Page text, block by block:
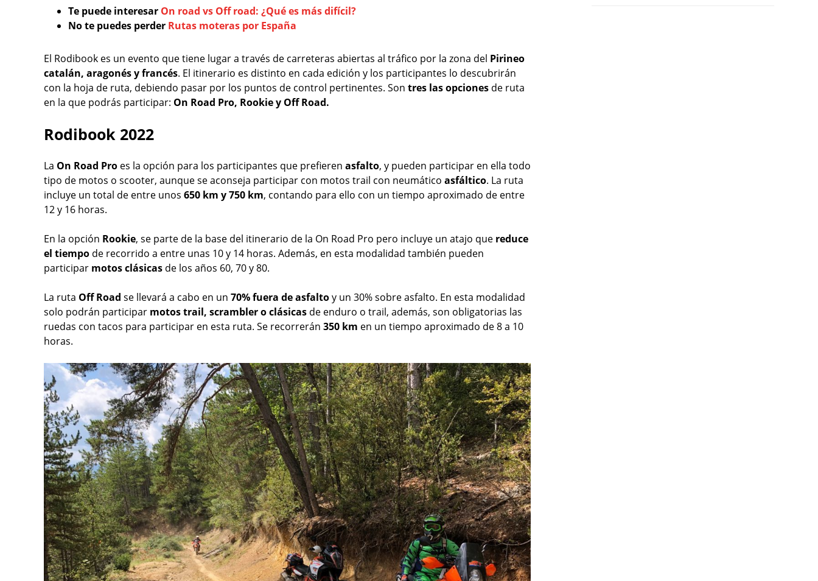
Te puede interesar On road vs Off road: ¿Qué es más difícil?
No te puedes perder Rutas moteras por España
El Rodibook es un evento que tiene lugar a través de carreteras abiertas al tráfico por la zona del Pirineo
catalán, aragonés y francés. El itinerario es distinto en cada edición y los participantes lo descubrirán
con la hoja de ruta, debiendo pasar por los puntos de control pertinentes. Son tres las opciones de ruta
en la que podrás participar: On Road Pro, Rookie y Off Road.
Rodibook 2022
La On Road Pro es la opción para los participantes que prefieren asfalto, y pueden participar en ella todo
tipo de motos o scooter, aunque se aconseja participar con motos trail con neumático asfáltico. La ruta
incluye un total de entre unos 650 km y 750 km, contando para ello con un tiempo aproximado de entre
12 y 16 horas.
En la opción Rookie, se parte de la base del itinerario de la On Road Pro pero incluye un atajo que reduce
el tiempo de recorrido a entre unas 10 y 14 horas. Además, en esta modalidad también pueden
participar motos clásicas de los años 60, 70 y 80.
La ruta Off Road se llevará a cabo en un 70% fuera de asfaltoy un 30% sobre asfalto. En esta modalidad
solo podrán participar motos trail, scrambler o clásicas de enduro o trail, además, son obligatorias las
ruedas con tacos para participar en esta ruta. Se recorrerán 350 km en un tiempo aproximado de 8 a 10
horas.